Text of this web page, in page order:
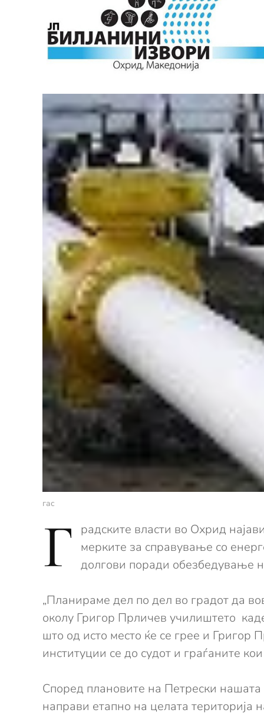
гас
Г
радските власти во Охрид
мерките за справување со
долгови поради обезбедување
„Планираме дел по дел во градот да
околу Григор Прличев училиштето
што од исто место ќе се грее и Григор
институции се до судот и граѓаните
Според плановите на Петрески нашата
направи етапно на целата територија